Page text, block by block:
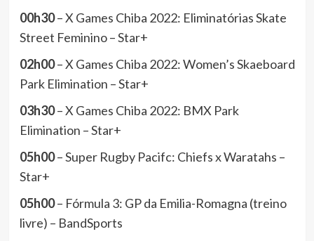
00h30– X Games Chiba 2022: Eliminatórias Skate
Street Feminino – Star+
02h00– X Games Chiba 2022: Women’s Skaeboard
Park Elimination – Star+
03h30– X Games Chiba 2022: BMX Park
Elimination – Star+
05h00– Super Rugby Pacifc: Chiefs x Waratahs –
Star+
05h00– Fórmula 3: GP da Emilia-Romagna (treino
livre) – BandSports